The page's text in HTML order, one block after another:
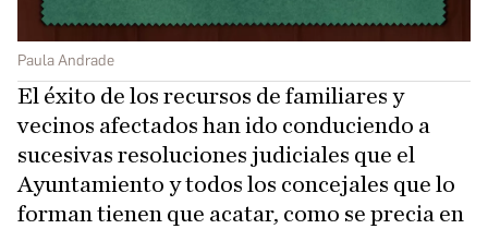
Paula Andrade
El éxito de los recursos de familiares y
vecinos afectados han ido conduciendo a
sucesivas resoluciones judiciales que el
Ayuntamiento y todos los concejales que lo
forman tienen que acatar, como se precia en